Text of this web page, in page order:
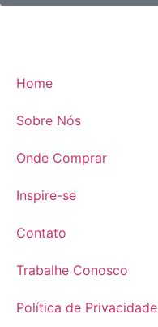
Home
Sobre Nós
Onde Comprar
Inspire-se
Contato
Trabalhe Conosco
Política de Privacidade